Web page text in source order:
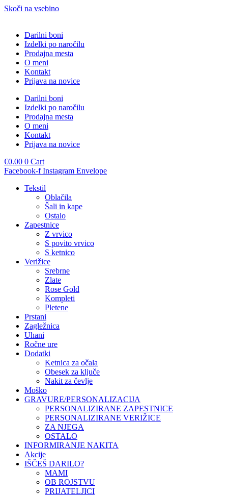
Skoči na vsebino
Darilni boni
Izdelki po naročilu
Prodajna mesta
O meni
Kontakt
Prijava na novice
Darilni boni
Izdelki po naročilu
Prodajna mesta
O meni
Kontakt
Prijava na novice
€0.00 0 Cart
Facebook-f Instagram Envelope
Tekstil
Oblačila
Šali in kape
Ostalo
Zapestnice
Z vrvico
S povito vrvico
S ketnico
Verižice
Srebrne
Zlate
Rose Gold
Kompleti
Pletene
Prstani
Zagležnica
Uhani
Ročne ure
Dodatki
Ketnica za očala
Obesek za ključe
Nakit za čevlje
Moško
GRAVURE/PERSONALIZACIJA
PERSONALIZIRANE ZAPESTNICE
PERSONALIZIRANE VERIŽICE
ZA NJEGA
OSTALO
INFORMIRANJE NAKITA
Akcije
IŠČEŠ DARILO?
MAMI
OB ROJSTVU
PRIJATELJICI